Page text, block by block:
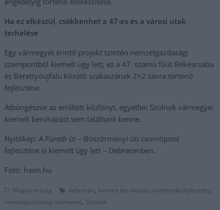
Ha ez elkészül, csökkenhet a 47-es és a városi utak
terhelése
Egy vármegyét érintő projekt szintén nemzetgazdasági
szempontból kiemelt ügy lett, ez a 47. számú főút Békéscsaba
és Berettyóújfalu közötti szakaszának 2×2 sávra történő
fejlesztése.
Átböngészve az említett közlönyt, egyetlen Szolnok vármegyei
kiemelt beruházást sem találtunk benne.
Nyitőkép: A Füredi út – Böszörményi úti csomópont
fejlesztése is kiemelt ügy lett – Debrecenben.
Fotó: haon.hu
Magyarország debrecen, kiemelt beruházás, közlekedésfejlesztés,
nemzetgazdasági szempont, Szolnok